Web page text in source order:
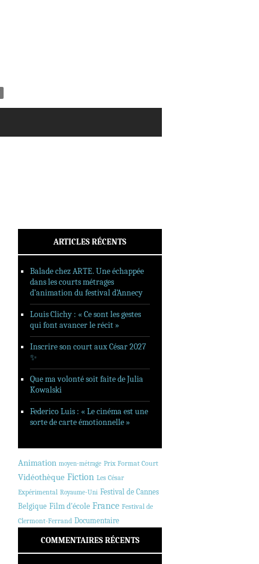
ARTICLES RÉCENTS
Balade chez ARTE. Une échappée
dans les courts métrages
d’animation du festival d’Annecy
Louis Clichy : « Ce sont les gestes
qui font avancer le récit »
Inscrire son court aux César 2027
✨
Que ma volonté soit faite de Julia
Kowalski
Federico Luis : « Le cinéma est une
sorte de carte émotionnelle »
Animation moyen-métrage Prix Format Court
Vidéothèque Fiction Les César
Expérimental Royaume-Uni Festival de Cannes
Belgique Film d'école France Festival de
Clermont-Ferrand Documentaire
COMMENTAIRES RÉCENTS